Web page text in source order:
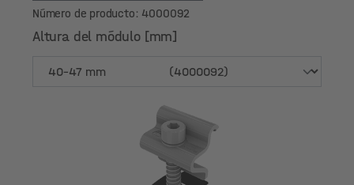
Número de producto: 4000092
Altura del módulo [mm]
Altura del módulo [mm]